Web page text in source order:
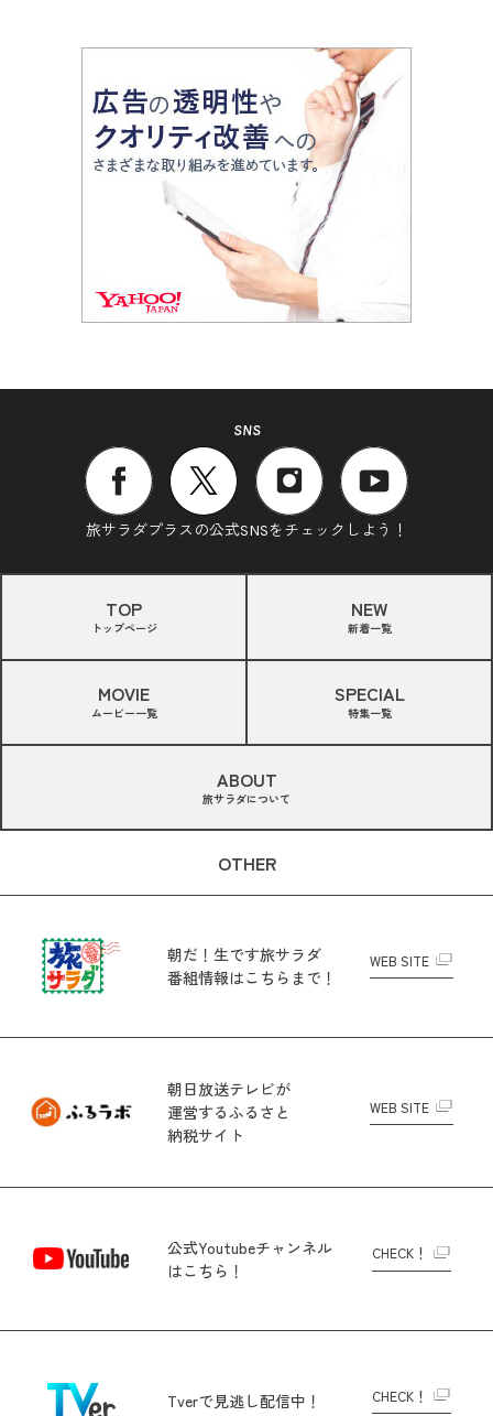
SNS
旅サラダプラスの公式SNSをチェックしよう！
TOP
トップページ
NEW
新着一覧
MOVIE
ムービー一覧
SPECIAL
特集一覧
ABOUT
旅サラダについて
OTHER
朝だ！生です旅サラダ
番組情報はこちらまで！
WEB SITE
朝日放送テレビが
運営するふるさと
納税サイト
WEB SITE
公式Youtubeチャンネル
はこちら！
CHECK！
Tverで見逃し配信中！ CHECK！